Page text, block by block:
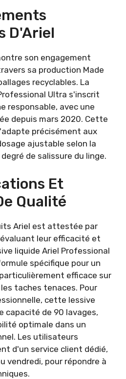
D'Ariel
son engagement
sa production Made
recyclables. La
Ultra s'inscrit
responsable, avec une
depuis mars 2020. Cette
précisément aux
ajustable selon la
de salissure du linge.
Et
Qualité
Ariel est attestée par
leur efficacité et
liquide Ariel Professional
spécifique pour un
efficace sur
taches tenaces. Pour
cette lessive
capacité de 90 lavages,
optimale dans un
Les utilisateurs
d'un service client dédié,
vendredi, pour répondre à